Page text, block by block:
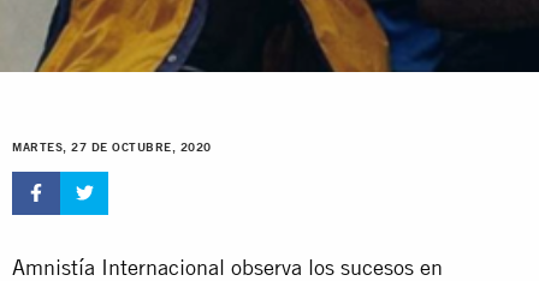
MARTES, 27 DE OCTUBRE, 2020
Amnistía Internacional observa los sucesos en